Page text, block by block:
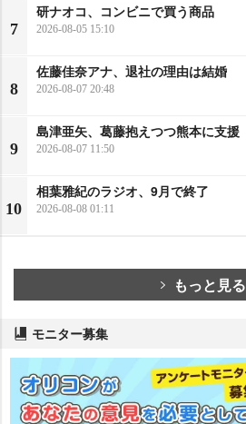
7
研ナオコ、コンビニで買う商品
2026-08-05 15:10
8
佐藤佳奈アナ、退社の理由は結婚
2026-08-07 20:48
9
島津亜矢、葛藤抱えつつ熊本に支援
2026-08-07 11:50
10
相葉雅紀のラジオ、9月で終了
2026-08-08 01:11
もっと見る
モニター募集